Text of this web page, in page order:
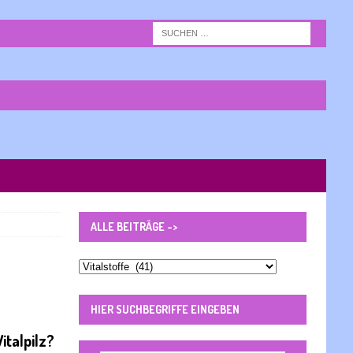
ALLE BEITRÄGE ->
Alle
HIER SUCHBEGRIFFE EINGEBEN